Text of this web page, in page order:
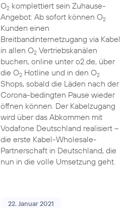
O2komplettiert sein Zuhause-
Angebot: Ab sofort können O2
Kunden einen
Breitbandinternetzugang via Kabel
in allen O2Vertriebskanälen
buchen, online unter o2.de, über
die O2Hotline und in den O2
Shops, sobald die Läden nach der
Corona-bedingten Pause wieder
öffnen können. Der Kabelzugang
wird über das Abkommen mit
Vodafone Deutschland realisiert –
die erste Kabel-Wholesale-
Partnerschaft in Deutschland, die
nun in die volle Umsetzung geht.
22. Januar 2021